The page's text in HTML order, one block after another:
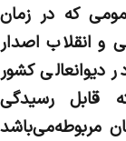
که در زمان
انقلاب اصدار
دیوانعالی کشور
قابل رسیدگی
مربوطه‌می‌باشد